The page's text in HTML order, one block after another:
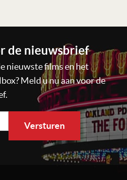
de nieuwsbrief
nieuwste films en het
Meld u nu aan voor de